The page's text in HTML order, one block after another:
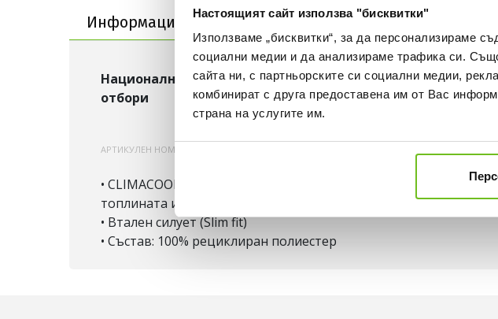
Настоящият сайт използва "бисквитки"
Използваме „бисквитки“, за да персонализираме
социални медии и да анализираме трафика си.
сайта ни, с партньорските си социални медии,
комбинират с друга предоставена им от Вас
страна на услугите им.
Информация за продукта
Национални
отбори
Германия
АРТИКУЛЕН НОМЕР:
• CLIMACOOL® е вградена система от технологии, които
топлината и влагата далеч от тялото и в същото време
• Втален силует (Slim fit)
• Състав: 100% рециклиран полиестер